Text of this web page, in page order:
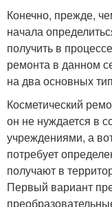
Конечно, прежде,
начала
получить в
ремонта в данном
на два основных
Косметический
он не нуждается в
учреждениями, а
потребует
получают в
Первый вариант